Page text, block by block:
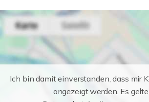
Ich bin damit einverstanden, dass mir
angezeigt werden. Es